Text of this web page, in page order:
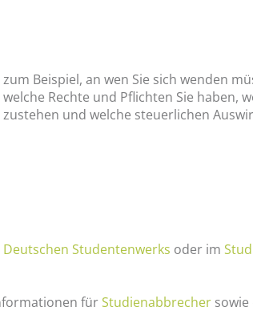
zustehen und welche steuerlichen
Deutschen Studentenwerks oder im
fürStudienabbrecher